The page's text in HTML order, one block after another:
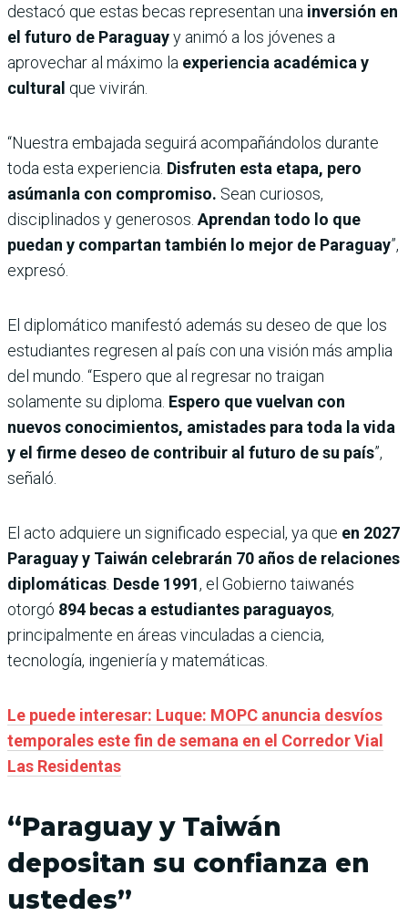
destacó que estas becas representan una inversión en
el futuro de Paraguayy animó a los jóvenes a
aprovechar al máximo la experiencia académica y
cultural que vivirán.
“Nuestra embajada seguirá acompañándolos durante
toda esta experiencia. Disfruten esta etapa, pero
asúmanla con compromiso. Sean curiosos,
disciplinados y generosos. Aprendan todo lo que
puedan y compartan también lo mejor de Paraguay”,
expresó.
El diplomático manifestó además su deseo de que los
estudiantes regresen al país con una visión más amplia
del mundo. “Espero que al regresar no traigan
solamente su diploma. Espero que vuelvan con
nuevos conocimientos, amistades para toda la vida
y el firme deseo de contribuir al futuro de su país”,
señaló.
El acto adquiere un significado especial, ya que en 2027
Paraguay y Taiwán celebrarán 70 años de relaciones
diplomáticas Desde 1991, el Gobierno taiwanés
otorgó 894 becas a estudiantes paraguayos,
principalmente en áreas vinculadas a ciencia,
tecnología, ingeniería y matemáticas.
Le puede interesar: Luque: MOPC anuncia desvíos
temporales este fin de semana en el Corredor Vial
Las Residentas
“Paraguay y Taiwán
depositan su confianza en
ustedes”